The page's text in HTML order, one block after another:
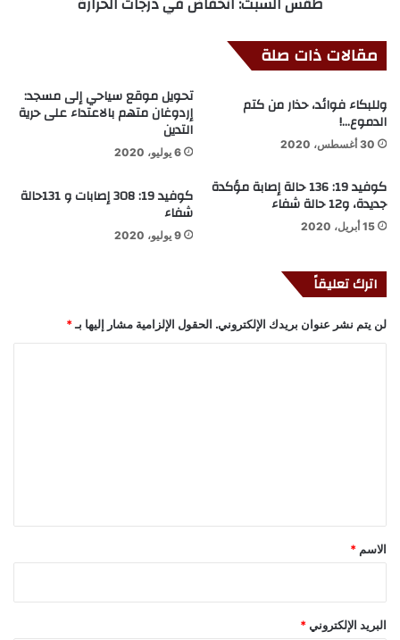
مقالات ذات صلة
وللبكاء فوائد، حذار من كتم
الدموع…!
30 أغسطس، 2020
تحويل موقع سياحي إلى مسجد:
إردوغان متهم بالاعتداء على حرية
التدين
6 يوليو، 2020
كوفيد 19: 136 حالة إصابة مؤكدة
جديدة، و12 حالة شفاء
15 أبريل، 2020
كوفيد 19: 308 إصابات و 131حالة
شفاء
9 يوليو، 2020
اترك تعليقاً
لن يتم نشر عنوان بريدك الإلكتروني. الحقول الإلزامية مشار إليها بـ *
*
الاسم *
البريد الإلكتروني *